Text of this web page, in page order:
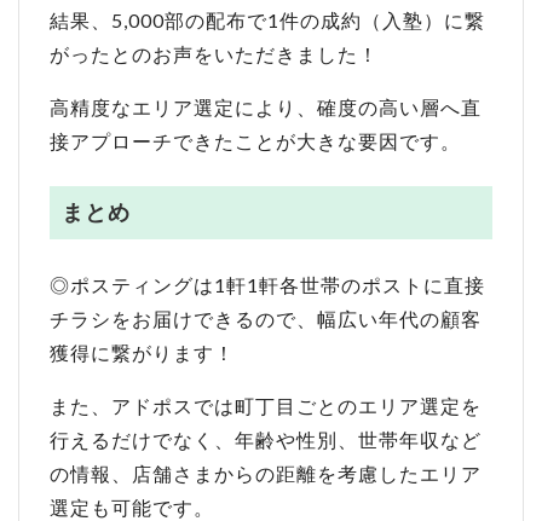
結果、5,000部の配布で1件の成約（入塾）に繋
がったとのお声をいただきました！
高精度なエリア選定により、確度の高い層へ直
接アプローチできたことが大きな要因です。
まとめ
◎ポスティングは1軒1軒各世帯のポストに直接
チラシをお届けできるので、幅広い年代の顧客
獲得に繋がります！
また、アドポスでは町丁目ごとのエリア選定を
行えるだけでなく、年齢や性別、世帯年収など
の情報、店舗さまからの距離を考慮したエリア
選定も可能です。